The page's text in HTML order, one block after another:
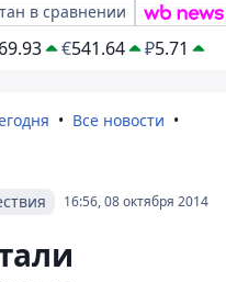
в сравнении
€541.64 ₽5.71
Все новости
16:56, 08 октября 2014